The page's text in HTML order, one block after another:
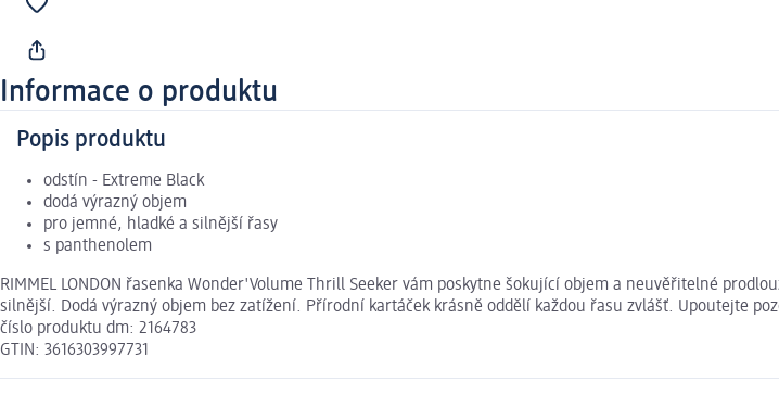
Informace o produktu
Popis produktu
odstín - Extreme Black
dodá výrazný objem
pro jemné, hladké a silnější řasy
s panthenolem
RIMMEL LONDON řasenka Wonder'Volume Thrill Seeker vám poskytne šokující objem a neuvěřitelné
silnější. Dodá výrazný objem bez zatížení. Přírodní kartáček krásně oddělí každou řasu zvlášť. Upoutejte
číslo produktu dm: 2164783
GTIN: 3616303997731